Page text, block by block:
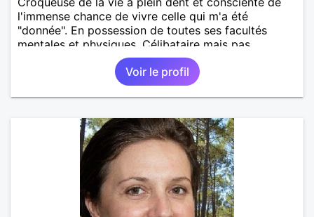
l'immense chance de vivre celle qui m'a été
"donnée". En possession de toutes ses facultés
mentales et physiques. Célibataire mais pas
solitaire, je mène une vie bien remplie. Je ne suis
pas sur ce site par dépit, ni en tant que
représentatrice de la Femme Divorcée Mal dans sa
peau. A bientôt.
Voir le profil